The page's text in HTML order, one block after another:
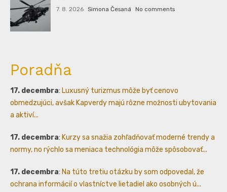
7. 8. 2026 Simona Česaná No comments
Poradňa
17. decembra: Luxusný turizmus môže byť cenovo
obmedzujúci, avšak Kapverdy majú rôzne možnosti ubytovania
a aktiví...
17. decembra: Kurzy sa snažia zohľadňovať moderné trendy a
normy, no rýchlo sa meniaca technológia môže spôsobovať...
17. decembra: Na túto tretiu otázku by som odpovedal, že
ochrana informácií o vlastníctve lietadiel ako osobných ú...